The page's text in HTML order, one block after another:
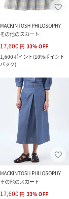
MACKINTOSH PHILOSOPHY
その他のスカート
17,600 円 33%OFF
1,600ポイント(10%ポイント
バック)
MACKINTOSH PHILOSOPHY
その他のスカート
17,600 円 33%OFF